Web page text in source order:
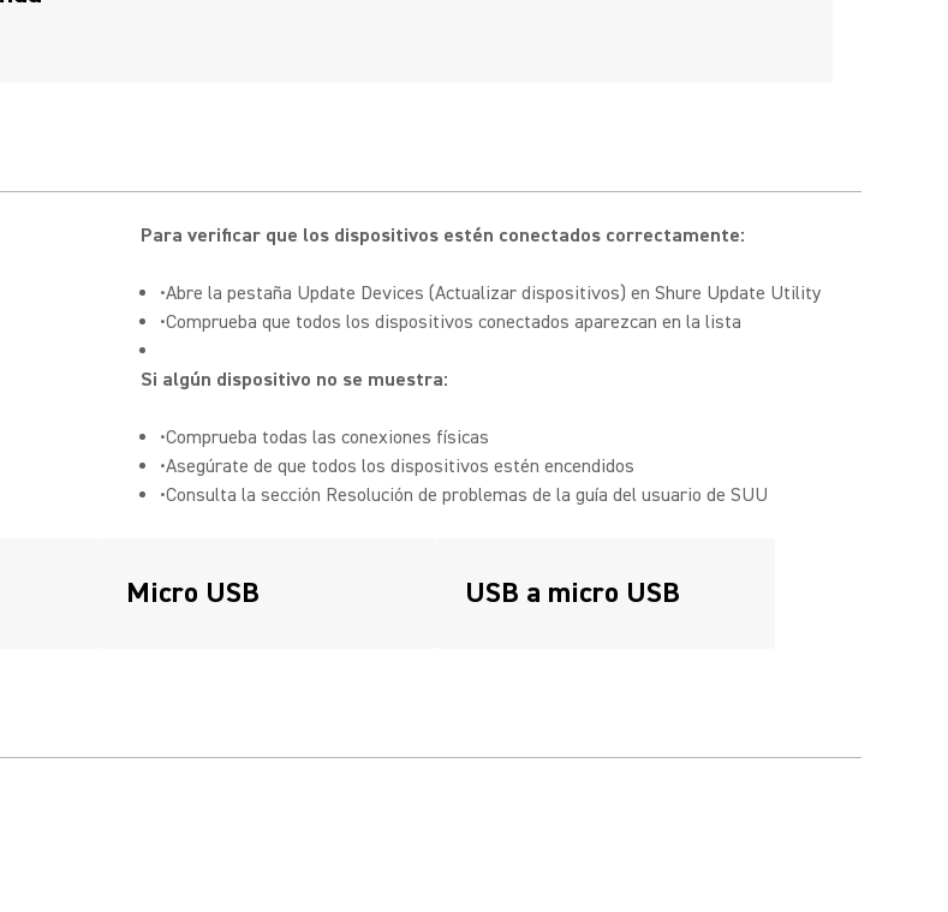
Para verificar que los dispositivos estén conectados correctamente:
•Abre la pestaña Update Devices (Actualizar dispositivos) en Shure Update Utility
•Comprueba que todos los dispositivos conectados aparezcan en la lista
Si algún dispositivo no se muestra:
•Comprueba todas las conexiones físicas
•Asegúrate de que todos los dispositivos estén encendidos
•Consulta la sección Resolución de problemas de la guía del usuario de SUU
Micro USB USB a micro USB